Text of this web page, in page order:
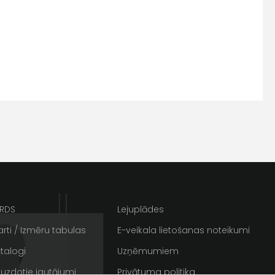
/ Izmēru tabulas
uzdotie jautājumi
Lejuplādes
E-veikala lietošanas noteikumi
Uzņēmumiem
Privātuma politika
veikala
privātuma politikai